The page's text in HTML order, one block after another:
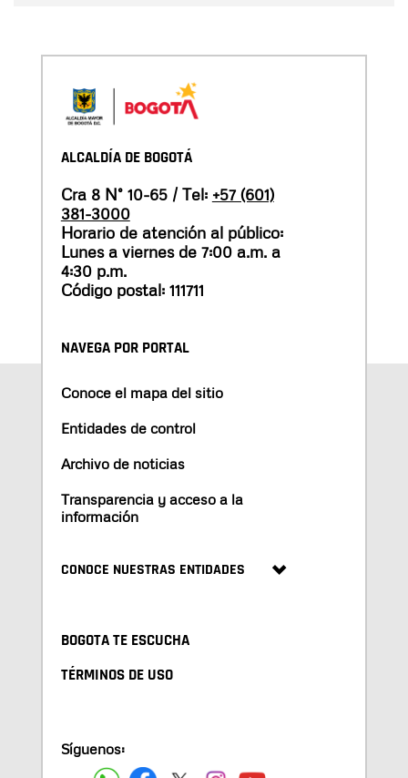
ALCALDÍA DE BOGOTÁ
Cra 8 N° 10-65 / Tel: +57 (601)
381-3000
Horario de atención al público:
Lunes a viernes de 7:00 a.m. a
4:30 p.m.
Código postal: 111711
NAVEGA POR PORTAL
Conoce el mapa del sitio
Entidades de control
Archivo de noticias
Transparencia y acceso a la
información
CONOCE NUESTRAS ENTIDADES
BOGOTA TE ESCUCHA
TÉRMINOS DE USO
Síguenos: